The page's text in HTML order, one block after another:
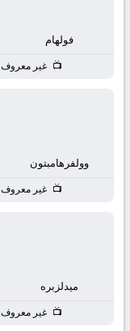
مباشر
live
فولهام
غير معروف
وولفرهامبتون
غير معروف
ميدلزبره
غير معروف